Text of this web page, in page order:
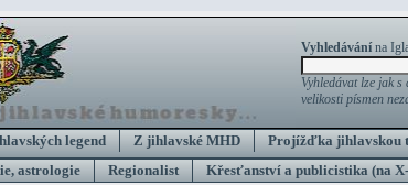
Vyhledávánína
Vyhledávat lze jak
velikosti písmen
legend Z jihlavské MHD
Projížďka jihlavskou
astrologie Regionalist Křesťanství a publicistika (na